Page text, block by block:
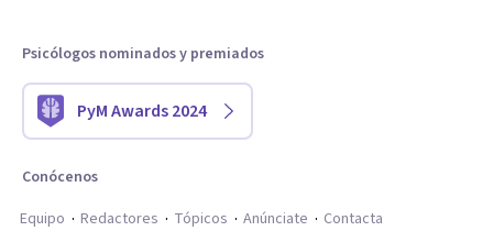
Psicólogos nominados y premiados
PyM Awards 2024
Conócenos
Equipo
Redactores Tópicos Anúnciate Contacta